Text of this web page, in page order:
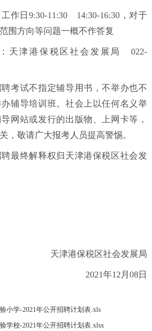
日9:30-11:30 14:30-16:30，对于
围方向等问题一概不作答复
津港保税区社会发展局 022-
试不指定辅导用书，不举办也不
辅导培训班。社会上以任何名义举
网站或发行的出版物、上网卡等，
，敬请广大报考人员提高警惕。
终解释权归天津港保税区社会发
天津港保税区社会发展局
2021年12月08日
小学-2021年公开招聘计划表.xls
学校-2021年公开招聘计划表.xlsx